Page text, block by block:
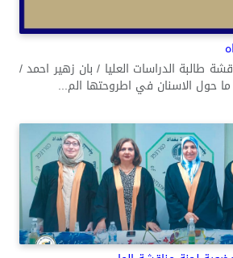
طالبة الدراسات العليا / بان زهير احمد /
حول الاسنان في اطروحتها الم...